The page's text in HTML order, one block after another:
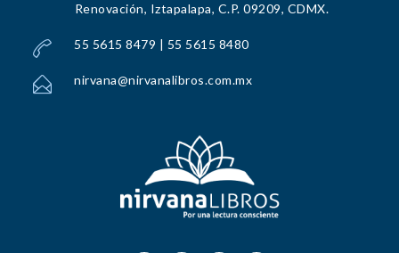
Renovación, Iztapalapa, C.P. 09209, CDMX.
55 5615 8479 | 55 5615 8480
nirvana@nirvanalibros.com.mx